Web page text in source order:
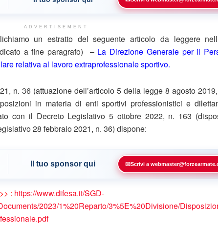
ADVERTISEMENT
un estratto del seguente articolo da leggere
a fine paragrafo) – La Direzione Generale per il
relativa al lavoro extraprofessionale sportivo.
n. 36 (attuazione dell’articolo 5 della legge 8 agosto
in materia di enti sportivi professionistici e
con il Decreto Legislativo 5 ottobre 2022, n. 163
28 febbraio 2021, n. 36) dispone:
Il tuo sponsor qui ✉Scrivi a
: https://www.difesa.it/SGD-
2023/1%20Reparto/3%5E%20Divisione/